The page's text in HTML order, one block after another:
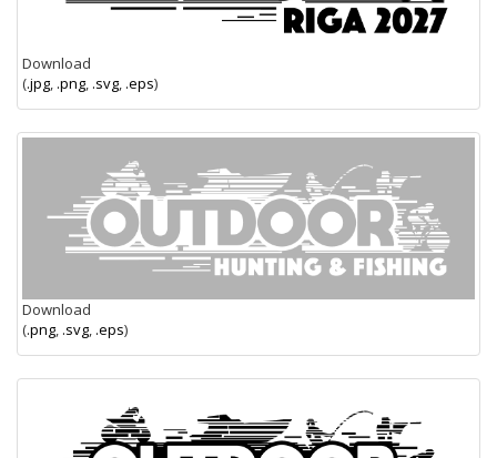
Download
(.jpg, .png, .svg, .eps)
Download
(.png, .svg, .eps)